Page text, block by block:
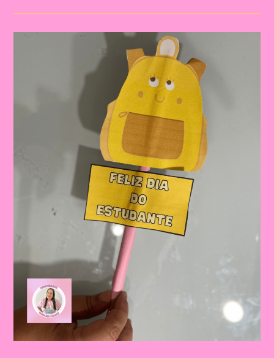
Com
Para
Realizar
No
Estudante